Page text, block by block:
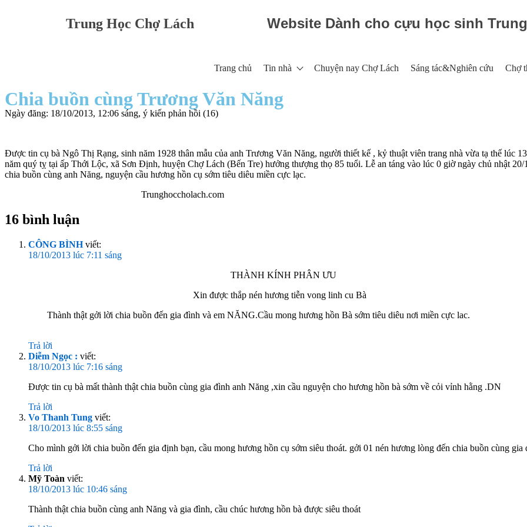
Trung Học Chợ Lách Website Dành cho cựu học sinh
Trang chủ Tin nhà Chuyện nay Chợ Lách Sáng tác&Nghiên cứu Chợ
Chia buồn cùng Trương Văn Năng
Ngày đăng: 18/10/2013, 12:06 sáng, ý kiến phản hồi (16)
Được tin cụ bà Ngô Thị Rạng, sinh năm 1928 thân mẫu của anh Trương Văn Năng, người thiết kế , kỷ thuật viên trang nhà vừa tạ thế lúc
năm quý tỵ tại ấp Thới Lộc, xã Sơn Định, huyện Chợ Lách (Bến Tre) hưởng thượng thọ 85 tuổi. Lễ an táng vào lúc 0 giờ ngày chủ nhật
chia buồn cùng anh Năng, nguyện cầu hương hồn cụ sớm tiêu diêu miền cực lạc.
Trunghoccholach.com
16 bình luận
CÔNG BÌNH viết:
18/10/2013 lúc 7:11 sáng
THÀNH KÍNH PHÂN ƯU
Xin được thắp nén hương tiễn vong linh cu Bà
Thành thật gởi lời chia buồn đến gia đình và em NĂNG.Cầu mong hương
Trả lời
Diễm Ngọc : viết:
18/10/2013 lúc 7:16 sáng
Được tin cụ bà mất thành thật chia buồn cùng gia đình anh Năng ,xin cầu nguyện cho hương hồn bà sớm về cỏi vỉnh hằng .DN
Trả lời
Vo Thanh Tung viết:
18/10/2013 lúc 8:55 sáng
Cho mình gởi lời chia buồn đến gia định bạn, cầu mong hương hồn cụ sớm siêu thoát. gởi 01 nén hương lòng đến chia buồn cùng gia
Trả lời
Mỹ Toàn viết:
18/10/2013 lúc 10:46 sáng
Thành thật chia buồn cùng anh Năng và gia đình, cầu chúc hương hồn bà được siêu thoát